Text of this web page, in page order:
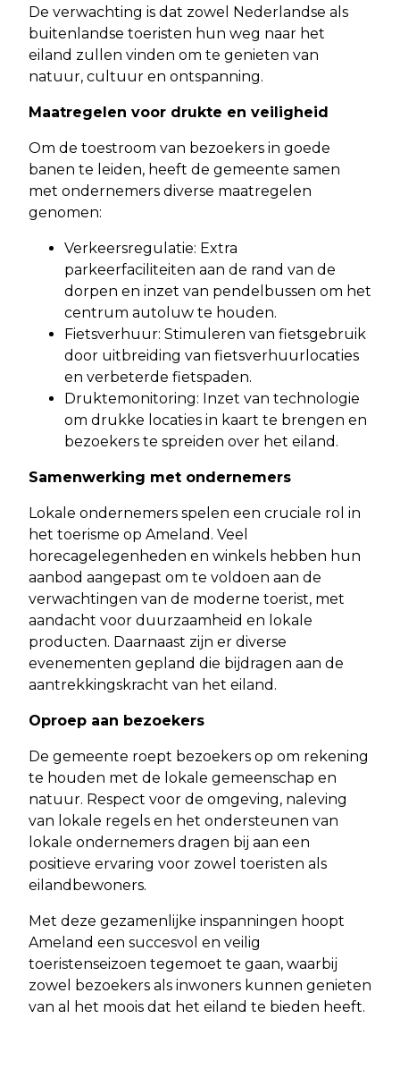
De verwachting is dat zowel Nederlandse als
buitenlandse toeristen hun weg naar het
eiland zullen vinden om te genieten van
natuur, cultuur en ontspanning.​
Maatregelen voor drukte en veiligheid
Om de toestroom van bezoekers in goede
banen te leiden, heeft de gemeente samen
met ondernemers diverse maatregelen
genomen:​
Verkeersregulatie: Extra
parkeerfaciliteiten aan de rand van de
dorpen en inzet van pendelbussen om het
centrum autoluw te houden.​
Fietsverhuur: Stimuleren van fietsgebruik
door uitbreiding van fietsverhuurlocaties
en verbeterde fietspaden.​
Druktemonitoring: Inzet van technologie
om drukke locaties in kaart te brengen en
bezoekers te spreiden over het eiland.​
Samenwerking met ondernemers
Lokale ondernemers spelen een cruciale rol in
het toerisme op Ameland. Veel
horecagelegenheden en winkels hebben hun
aanbod aangepast om te voldoen aan de
verwachtingen van de moderne toerist, met
aandacht voor duurzaamheid en lokale
producten. Daarnaast zijn er diverse
evenementen gepland die bijdragen aan de
aantrekkingskracht van het eiland.​
Oproep aan bezoekers
De gemeente roept bezoekers op om rekening
te houden met de lokale gemeenschap en
natuur. Respect voor de omgeving, naleving
van lokale regels en het ondersteunen van
lokale ondernemers dragen bij aan een
positieve ervaring voor zowel toeristen als
eilandbewoners.​
Met deze gezamenlijke inspanningen hoopt
Ameland een succesvol en veilig
toeristenseizoen tegemoet te gaan, waarbij
zowel bezoekers als inwoners kunnen genieten
van al het moois dat het eiland te bieden heeft.